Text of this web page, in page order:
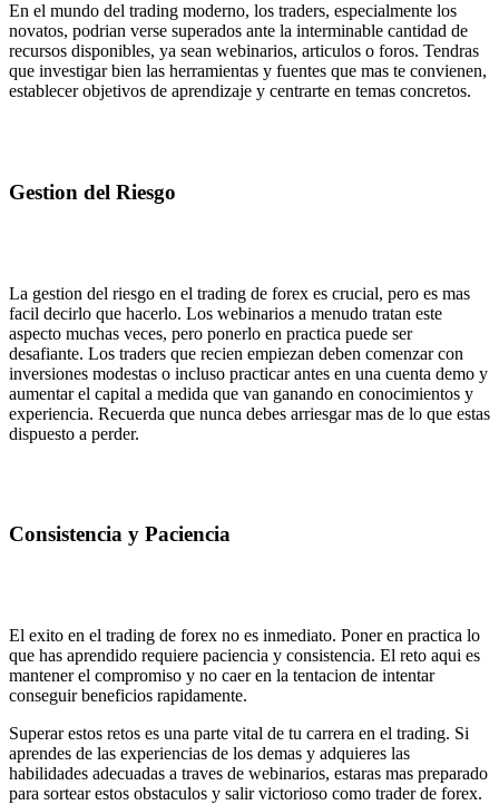
En el mundo del trading moderno, los traders, especialmente los
novatos, podrian verse superados ante la interminable cantidad de
recursos disponibles, ya sean webinarios, articulos o foros. Tendras
que investigar bien las herramientas y fuentes que mas te convienen,
establecer objetivos de aprendizaje y centrarte en temas concretos.
Gestion del Riesgo
La gestion del riesgo en el trading de forex es crucial, pero es mas
facil decirlo que hacerlo. Los webinarios a menudo tratan este
aspecto muchas veces, pero ponerlo en practica puede ser
desafiante. Los traders que recien empiezan deben comenzar con
inversiones modestas o incluso practicar antes en una cuenta demo y
aumentar el capital a medida que van ganando en conocimientos y
experiencia. Recuerda que nunca debes arriesgar mas de lo que estas
dispuesto a perder.
Consistencia y Paciencia
El exito en el trading de forex no es inmediato. Poner en practica lo
que has aprendido requiere paciencia y consistencia. El reto aqui es
mantener el compromiso y no caer en la tentacion de intentar
conseguir beneficios rapidamente.
Superar estos retos es una parte vital de tu carrera en el trading. Si
aprendes de las experiencias de los demas y adquieres las
habilidades adecuadas a traves de webinarios, estaras mas preparado
para sortear estos obstaculos y salir victorioso como trader de forex.